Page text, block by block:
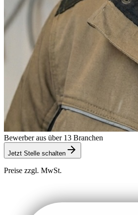
Bewerber aus über 13 Branchen
Jetzt Stelle schalten
Preise zzgl. MwSt.